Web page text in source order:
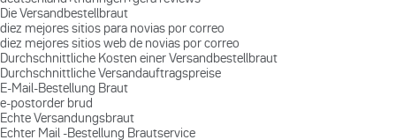
Die Versandbestellbraut
diez mejores sitios para novias por correo
diez mejores sitios web de novias por correo
Durchschnittliche Kosten einer Versandbestellbraut
Durchschnittliche Versandauftragspreise
E-Mail-Bestellung Braut
e-postorder brud
Echte Versandungsbraut
Echter Mail -Bestellung Brautservice